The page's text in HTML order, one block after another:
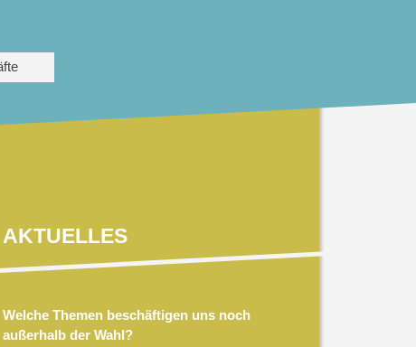
AKTUELLES
Welche Themen beschäftigen uns noch
außerhalb der Wahl?